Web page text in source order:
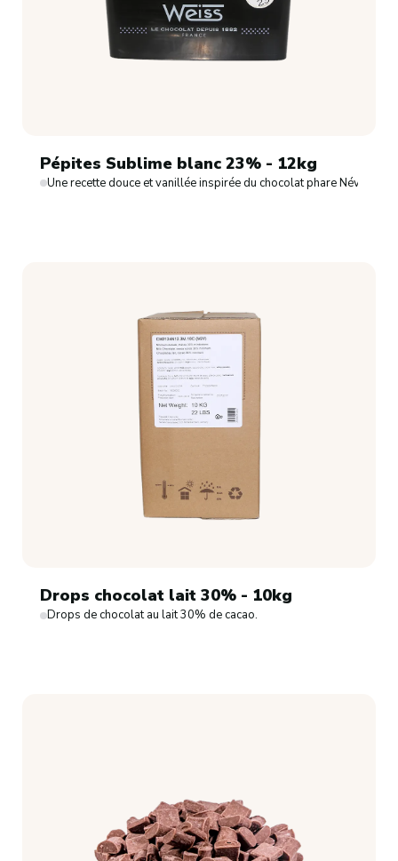
Pépites Sublime blanc 23% - 12kg
Une recette douce et vanillée inspirée du chocolat phare Névéa.
Drops chocolat lait 30% - 10kg
Drops de chocolat au lait 30% de cacao.